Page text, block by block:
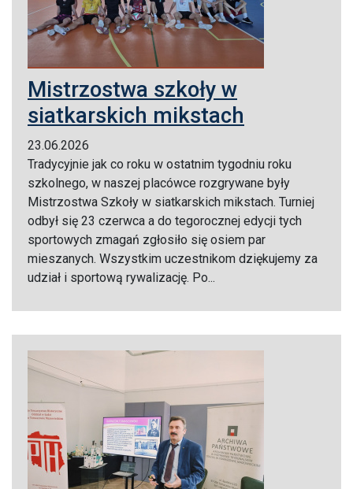
Mistrzostwa szkoły w
siatkarskich mikstach
23.06.2026
Tradycyjnie jak co roku w ostatnim tygodniu roku
szkolnego, w naszej placówce rozgrywane były
Mistrzostwa Szkoły w siatkarskich mikstach. Turniej
odbył się 23 czerwca a do tegorocznej edycji tych
sportowych zmagań zgłosiło się osiem par
mieszanych. Wszystkim uczestnikom dziękujemy za
udział i sportową rywalizację. Po...